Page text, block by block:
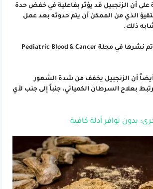
أن الزنجبيل قد يؤثر بفاعلية في خفض حدة
الذي من الممكن أن يتم حدوثه بعد عمل
ذلك.
وهناك دراسة أخرى تم نشرها في مجلة Pediatric Blood & Cancer
أن الزنجبيل يخفف من شدة الشعور
بعلاج السرطان الكميائي، جنباً إلى جنب لأي
بدون توافر أدلة كافية